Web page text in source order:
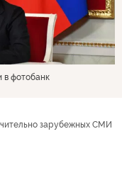
в фотобанк
зарубежных СМИ